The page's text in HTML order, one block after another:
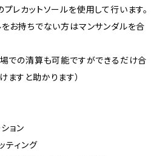
レカットソールを使用して行います。
をお持ちでない方はマンサンダルを合
場での清算も可能ですができるだけ合
ますと助かります）
ョン
ティング